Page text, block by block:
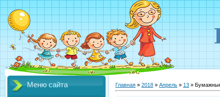
Меню сайта Главная » 2018 » Апрель » 13 »